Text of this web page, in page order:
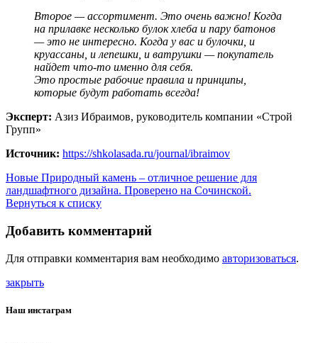
Второе — ассортимент. Это очень важно! Когда
на прилавке несколько булок хлеба и пару батонов
— это не интересно. Когда у вас и булочки, и
круассаны, и лепешки, и ватрушки — покупатель
найдет что-то именно для себя.
Это простые рабочие правила и принципы,
которые будут работать всегда!
Эксперт: Азиз Ибраимов, руководитель компании «Строй
Групп»
Источник: https://shkolasada.ru/journal/ibraimov
Новые Природный камень – отличное решение для
ландшафтного дизайна. Проверено на Сочинской.
Вернуться к списку
Добавить комментарий
Для отправки комментария вам необходимо авторизоваться.
закрыть
Наш инстаграм